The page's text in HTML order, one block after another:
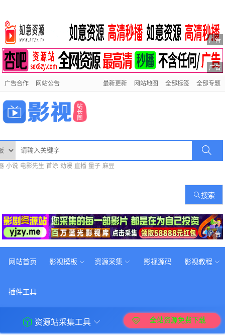
广告
广告
广告合作 网站公告 最新更新 网站地图 全部标签 全部专题
小说 电影先生 首涂 动漫 直播 量子 麻豆
搜索
广告
网站首页 影视模板 资源采集 影视源码 影视教程
插件工具
资源站采集工具 全站资源免费下载